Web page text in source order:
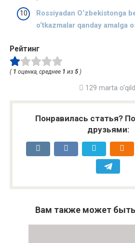
Rossiyadan O‘zbekistonga
o‘tkazmalar qanday amalga
Рейтинг
( 1 оценка, среднее 1 из 5 )
129 marta
Понравилась статья?
друзьями:
Вам также может быть